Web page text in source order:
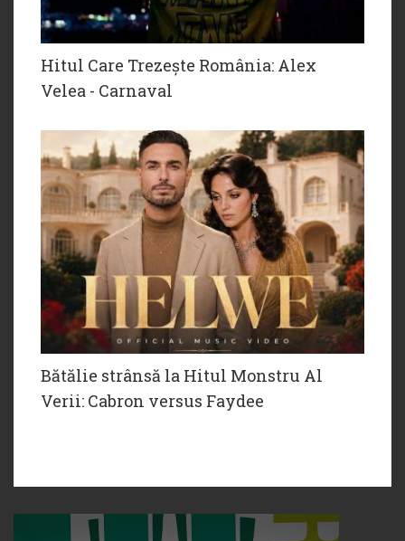
Hitul Care Trezește România: Alex
Velea - Carnaval
Bătălie strânsă la Hitul Monstru Al
Verii: Cabron versus Faydee